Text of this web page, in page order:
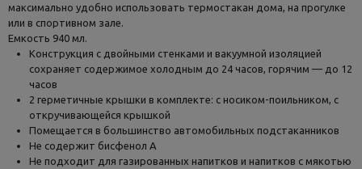
максимально удобно использовать термостакан дома, на прогулке
или в спортивном зале.
Емкость 940 мл.
Конструкция с двойными стенками и вакуумной изоляцией
сохраняет содержимое холодным до 24 часов, горячим — до 12
часов
2 герметичные крышки в комплекте: с носиком-поильником, с
откручивающейся крышкой
Помещается в большинство автомобильных подстаканников
Не содержит бисфенол А
Не подходит для газированных напитков и напитков с мякотью